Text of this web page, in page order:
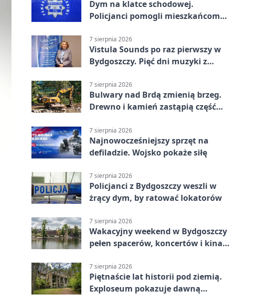
Dym na klatce schodowej.
Policjanci pomogli mieszkańcom
7 sierpnia 2026
Vistula Sounds po raz pierwszy w
Bydgoszczy. Pięć dni muzyki z
7 sierpnia 2026
Bulwary nad Brdą zmienią brzeg.
Drewno i kamień zastąpią część
7 sierpnia 2026
Najnowocześniejszy sprzęt na
defiladzie. Wojsko pokaże siłę
7 sierpnia 2026
Policjanci z Bydgoszczy weszli w
żrący dym, by ratować lokatorów
7 sierpnia 2026
Wakacyjny weekend w Bydgoszczy
pełen spacerów, koncertów i kina
7 sierpnia 2026
Piętnaście lat historii pod ziemią.
Exploseum pokazuje dawną